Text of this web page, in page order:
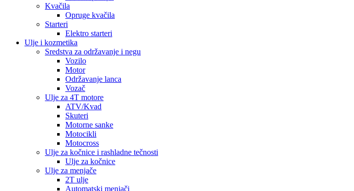
Kvačila
Opruge kvačila
Starteri
Elektro starteri
Ulje i kozmetika
Sredstva za održavanje i negu
Vozilo
Motor
Održavanje lanca
Vozač
Ulje za 4T motore
ATV/Kvad
Skuteri
Motorne sanke
Motocikli
Motocross
Ulje za kočnice i rashladne tečnosti
Ulje za kočnice
Ulje za menjače
2T ulje
Automatski menjači